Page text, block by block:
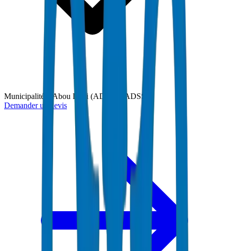
Municipalité d'Abou Dabi (ADM) et ADSSC
Demander un devis